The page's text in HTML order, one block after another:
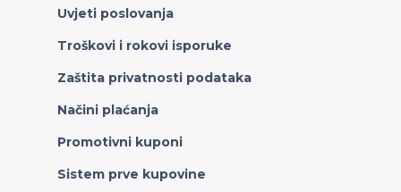
Uvjeti poslovanja
Troškovi i rokovi isporuke
Zaštita privatnosti podataka
Načini plaćanja
Promotivni kuponi
Sistem prve kupovine